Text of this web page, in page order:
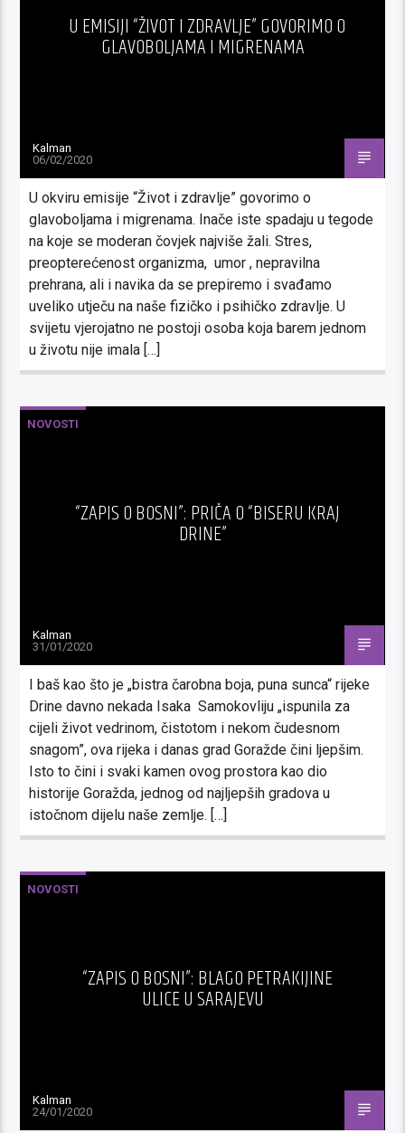
U EMISIJI “ŽIVOT I ZDRAVLJE” GOVORIMO O
GLAVOBOLJAMA I MIGRENAMA
Kalman
06/02/2020
U okviru emisije “Život i zdravlje” govorimo o
glavoboljama i migrenama. Inače iste spadaju u tegode
na koje se moderan čovjek najviše žali. Stres,
preopterećenost organizma, umor , nepravilna
prehrana, ali i navika da se prepiremo i svađamo
uveliko utječu na naše fizičko i psihičko zdravlje. U
svijetu vjerojatno ne postoji osoba koja barem jednom
u životu nije imala […]
NOVOSTI
“ZAPIS O BOSNI”: PRIČA O “BISERU KRAJ
DRINE”
Kalman
31/01/2020
I baš kao što je „bistra čarobna boja, puna sunca“ rijeke
Drine davno nekada Isaka Samokovliju „ispunila za
cijeli život vedrinom, čistotom i nekom čudesnom
snagom”, ova rijeka i danas grad Goražde čini ljepšim.
Isto to čini i svaki kamen ovog prostora kao dio
historije Goražda, jednog od najljepših gradova u
istočnom dijelu naše zemlje. […]
NOVOSTI
“ZAPIS O BOSNI”: BLAGO PETRAKIJINE
ULICE U SARAJEVU
Kalman
24/01/2020